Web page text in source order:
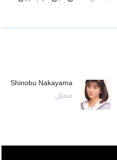
Shinobu Nakayama
ممثل